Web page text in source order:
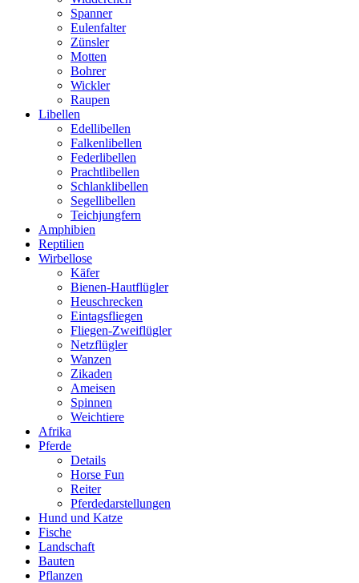
Spanner
Eulenfalter
Zünsler
Motten
Bohrer
Wickler
Raupen
Libellen
Edellibellen
Falkenlibellen
Federlibellen
Prachtlibellen
Schlanklibellen
Segellibellen
Teichjungfern
Amphibien
Reptilien
Wirbellose
Käfer
Bienen-Hautflügler
Heuschrecken
Eintagsfliegen
Fliegen-Zweiflügler
Netzflügler
Wanzen
Zikaden
Ameisen
Spinnen
Weichtiere
Afrika
Pferde
Details
Horse Fun
Reiter
Pferdedarstellungen
Hund und Katze
Fische
Landschaft
Bauten
Pflanzen